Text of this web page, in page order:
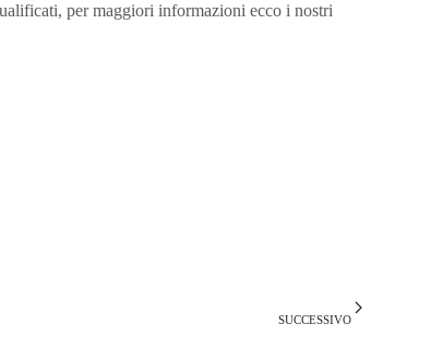
per maggiori informazioni ecco i nostri
SUCCESSIVO